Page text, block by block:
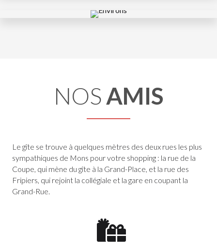
NOSAMIS
Le gîte se trouve à quelques mètres des deux rues les plus
sympathiques de Mons pour votre shopping : la rue de la
Coupe, qui mène du gîte à la Grand-Place, et la rue des
Fripiers, qui rejoint la collégiale et la gare en coupant la
Grand-Rue.